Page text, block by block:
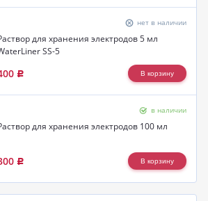
нет в наличии
для хранения электродов 5 мл
SS-5
Р
в наличии
для хранения электродов 100 мл
Р